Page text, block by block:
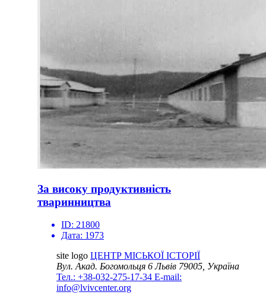
За високу продуктивність
тваринництва
ID: 21800
Дата: 1973
site logo ЦЕНТР МІСЬКОЇ ІСТОРІЇ
Вул. Акад. Богомольця 6Львів 79005, Україна
Тел.: +38-032-275-17-34 E-mail:
info@lvivcenter.org